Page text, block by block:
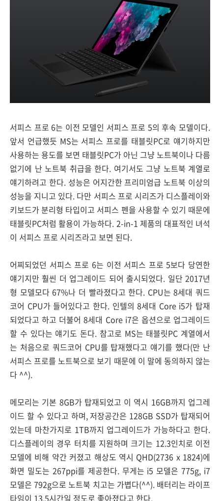
서피스 프로 6는 이전 모델인 서피스 프로 5의 후속 모델이다.
앞서 언급했듯 MS는 서피스 프로를 태블릿PC로 얘기하지만
사용하는 용도를 보면 태블릿PC가 아닌 그냥 노트북이나 다름
없기에 난 노트북 취급을 한다. 여기서도 그냥 노트북 계열로
얘기하려고 한다. 성능은 어지간한 프리미엄급 노트북 이상의
성능을 지니고 있다. 다만 서피스 프로 시리즈가 디스플레이와
키보드가 분리형 타입이고 서피스 펜을 사용할 수 있기 때문에
태블릿PC처럼 활용이 가능하다. 2-in-1 제품의 대표적인 녀석
이 서피스 프로 시리즈라고 보면 된다.
어찌되었던 서피스 프로 6는 이전 서피스 프로 5보다 당연한
얘기지만 훨씬 더 업그레이드 되어 출시되었다. 일단 2017년
형 모델모다 67%나 더 빨라졌다고 한다. CPU는 8세대 쿼드
코어 CPU가 들어있다고 한다. 인텔의 8세대 Core i5가 탑재
되었다고 하고 더불어 8세대 Core i7은 옵션으로 업그레이드
할 수 있다는 얘기도 돈다. 참고로 MS는 태블릿PC 계열에서
는 처음으로 쿼드코어 CPU를 탑재했다고 얘기를 했다(만 난
서피스 프로를 노트북으로 보기 때문에 이 말에 동의하지 않는
다 ^^).
메모리는 기본 8GB가 탑재되었고 이 역시 16GB까지 업그레
이드 할 수 있다고 하며, 저장공간은 128GB SSD가 탑재되어
있는데 마찬가지로 1TB까지 업그레이드가 가능하다고 한다.
디스플레이의 경우 터치를 지원하며 크기는 12.3인치로 이전
모델에 비해 약간 커졌고 해상도 역시 QHD(2736 x 1824)에
화면 밀도는 267ppi를 제공한다. 무게는 i5 모델은 775g, i7
모델은 792g으로 노트북 치고는 가볍다(^^). 배터리는 라이프
타임이 13.5시간일 정도로 좋아졌다고 한다.